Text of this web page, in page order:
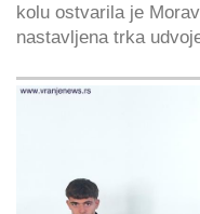
kolu ostvarila je
nastavljena trka